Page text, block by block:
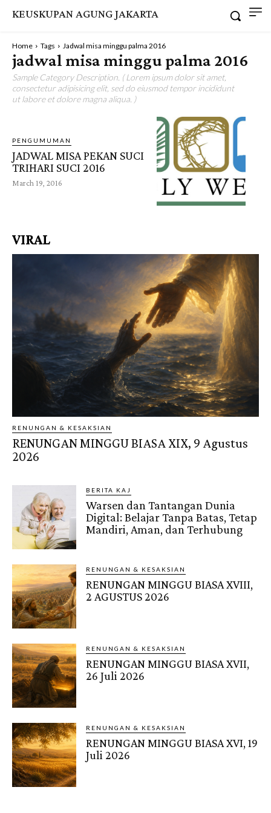
KEUSKUPAN AGUNG JAKARTA
Home Tags Jadwal misa minggu palma 2016
jadwal misa minggu palma 2016
Sample Category Description. ( Lorem ipsum dolor sit amet,
consectetur adipisicing elit, sed do eiusmod tempor incididunt
ut labore et dolore magna aliqua. )
PENGUMUMAN
JADWAL MISA PEKAN SUCI
TRIHARI SUCI 2016
March 19, 2016
VIRAL
RENUNGAN & KESAKSIAN
RENUNGAN MINGGU BIASA XIX, 9 Agustus
2026
BERITA KAJ
Warsen dan Tantangan Dunia
Digital: Belajar Tanpa Batas, Tetap
Mandiri, Aman, dan Terhubung
RENUNGAN & KESAKSIAN
RENUNGAN MINGGU BIASA XVIII,
2 AGUSTUS 2026
RENUNGAN & KESAKSIAN
RENUNGAN MINGGU BIASA XVII,
26 Juli 2026
RENUNGAN & KESAKSIAN
RENUNGAN MINGGU BIASA XVI, 19
Juli 2026